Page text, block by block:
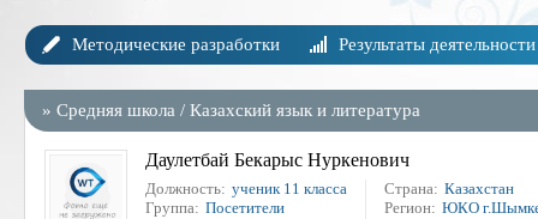
Методические разработки Результаты деятельности
» Средняя школа / Казахский язык и литература
Даулетбай Бекарыс Нуркенович
Должность: ученик 11 класса
Группа: Посетители
Страна: Казахстан
Регион: ЮКО